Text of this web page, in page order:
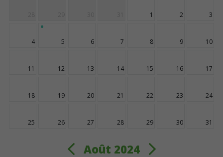
1 2 3
4 5 6 7 8 9 10
11 12 13 14 15 16 17
18 19 20 21 22 23 24
25 26 27 28 29 30 31
Août 2024